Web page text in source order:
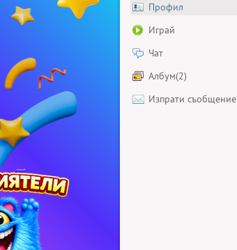
Профил
Играй
Чат
Албум(2)
Изпрати съобщение